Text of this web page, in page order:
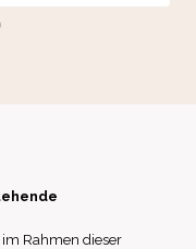
Rahmen dieser